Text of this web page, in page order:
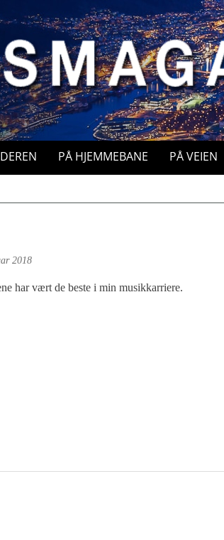
PÅ HJEMMEBANE PÅ VEIEN
2018
har vært de beste i min musikkarriere.